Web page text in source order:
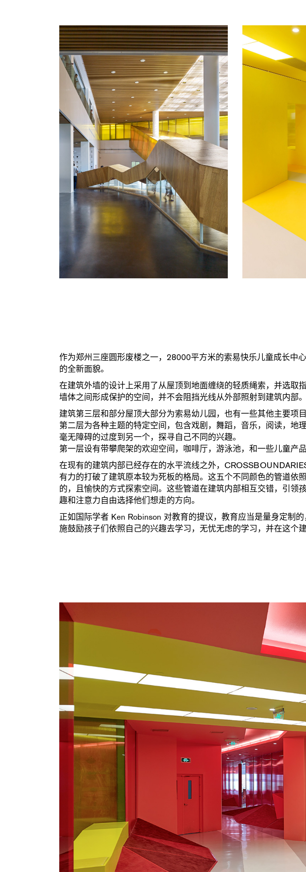
作为郑州三座圆形废楼之一，28000平方米的索易快乐儿童成长中
的全新面貌。
在建筑外墙的设计上采用了从屋顶到地面缠绕的轻质绳索，并选取
墙体之间形成保护的空间，并不会阻挡光线从外部照射到建筑内部
建筑第三层和部分屋顶大部分为索易幼儿园，也有一些其他主要项目
第二层为各种主题的特定空间，包含戏剧，舞蹈，音乐，阅读，地
毫无障碍的过度到另一个，探寻自己不同的兴趣。
第一层设有带攀爬架的欢迎空间，咖啡厅，游泳池，和一些儿童产品
在现有的建筑内部已经存在的水平流线之外，
有力的打破了建筑原本较为死板的格局。这五个不同颜色的管道
的，且愉快的方式探索空间。这些管道在建筑内部相互交错，引
趣和注意力自由选择他们想走的方向。
正如国际学者 Ken Robinson 对教育的提议，教育应当是量身定制
施鼓励孩子们依照自己的兴趣去学习，无忧无虑的学习，并在这个